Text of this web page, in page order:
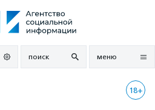
поиск меню
18+